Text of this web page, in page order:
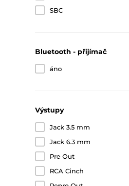
SBC
Bluetooth - přijímač
áno
Výstupy
Jack 3.5 mm
Jack 6.3 mm
Pre Out
RCA Cinch